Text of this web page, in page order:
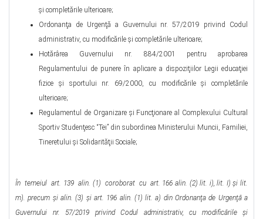
şi completările ulterioare;
Ordonanţa de Urgenţă a Guvernului nr. 57/2019 privind Codul
administrativ, cu modificările şi completările ulterioare;
Hotărârea Guvernului nr. 884/2001 pentru aprobarea
Regulamentului de punere în aplicare a dispoziţiilor Legii educaţiei
fizice şi sportului nr. 69/2000, cu modificările şi completările
ulterioare;
Regulamentul de Organizare şi Funcţionare al Complexului Cultural
Sportiv Studenţesc “Tei” din subordinea Ministerului Muncii, Familiei,
Tineretului şi Solidarităţii Sociale;
În temeiul art. 139 alin. (1) coroborat cu art. 166 alin. (2) lit. i), lit. I) şi lit.
m). precum şi alin. (3) şi art. 196 alin. (1) lit. a) din Ordonanţa de Urgenţă a
Guvernului nr. 57/2019 privind Codul administrativ, cu modificările și